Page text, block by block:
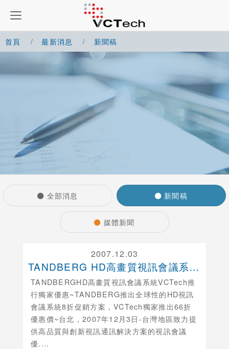
首頁 最新消息 新聞稿
全部消息 新聞稿
媒體新聞
2007.12.03
TANDBERG HD高畫質視訊會議系統VCTec....
TANDBERGHD高畫質視訊會議系統VCTech推
行獨家優惠~TANDBERG推出全球性的HD視訊
會議系統8折促銷方案，VCTech獨家推出66折
優惠價~台北，2007年12月3日-台灣地區致力提
供高品質與創新視訊通訊解決方案的視訊會議
優....